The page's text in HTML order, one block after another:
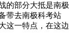
的部分大抵是南极
带去南极科考站
这一特点，在这边